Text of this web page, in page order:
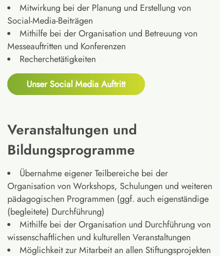
Mitwirkung bei der Planung und Erstellung von
Social-Media-Beiträgen
Mithilfe bei der Organisation und Betreuung von
Messeauftritten und Konferenzen
Recherchetätigkeiten
Unser Social Media Auftritt
Veranstaltungen und
Bildungsprogramme
Übernahme eigener Teilbereiche bei der
Organisation von Workshops, Schulungen und weiteren
pädagogischen Programmen (ggf. auch eigenständige
(begleitete) Durchführung)
Mithilfe bei der Organisation und Durchführung von
wissenschaftlichen und kulturellen Veranstaltungen
Möglichkeit zur Mitarbeit an allen Stiftungsprojekten